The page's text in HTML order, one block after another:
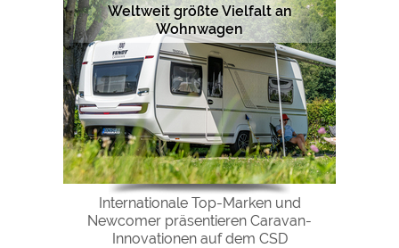
Weltweit größte Vielfalt an
Wohnwagen
Internationale Top-Marken und
Newcomer präsentieren Caravan-
Innovationen auf dem CSD